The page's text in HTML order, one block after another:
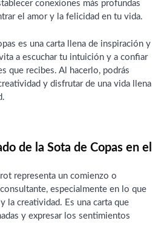
conexiones más profundas
el amor y la felicidad en tu vida.
es una carta llena de inspiración y
a escuchar tu intuición y a confiar
que recibes. Al hacerlo, podrás
y disfrutar de una vida llena
de la Sota de Copas en el
representa un comienzo o
especialmente en lo que
la creatividad. Es una carta que
y expresar los sentimientos